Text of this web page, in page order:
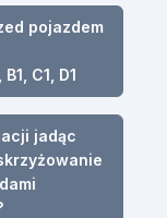
pojazdem
C1, D1
jadąc